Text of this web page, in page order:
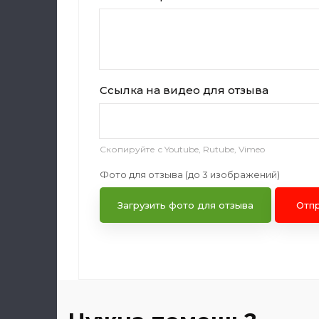
Ссылка на видео для отзыва
Скопируйте с Youtube, Rutube, Vimeo
Фото для отзыва (до 3 изображений)
Загрузить фото для отзыва